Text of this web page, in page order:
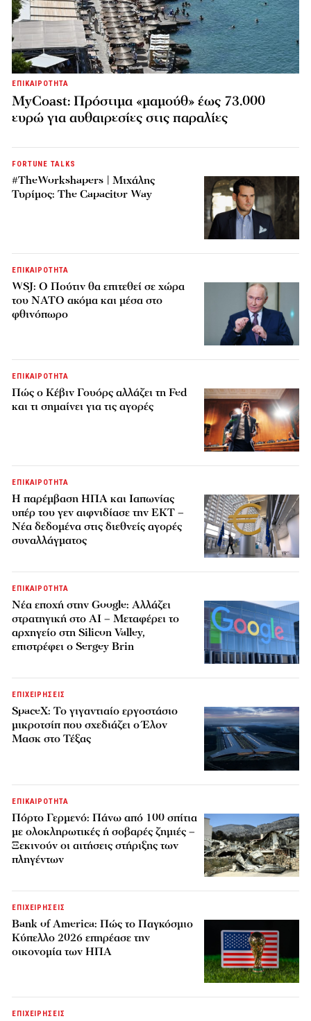
ΕΠΙΚΑΙΡΟΤΗΤΑ
MyCoast: Πρόστιμα «μαμούθ» έως 73.000
ευρώ για αυθαιρεσίες στις παραλίες
FORTUNE TALKS
#TheWorkshapers | Μιχάλης
Τυρίμος: The Capacitor Way
ΕΠΙΚΑΙΡΟΤΗΤΑ
WSJ: Ο Πούτιν θα επιτεθεί σε χώρα
του ΝΑΤΟ ακόμα και μέσα στο
φθινόπωρο
ΕΠΙΚΑΙΡΟΤΗΤΑ
Πώς ο Κέβιν Γουόρς αλλάζει τη Fed
και τι σημαίνει για τις αγορές
ΕΠΙΚΑΙΡΟΤΗΤΑ
Η παρέμβαση ΗΠΑ και Ιαπωνίας
υπέρ του γεν αιφνιδίασε την ΕΚΤ –
Νέα δεδομένα στις διεθνείς αγορές
συναλλάγματος
ΕΠΙΚΑΙΡΟΤΗΤΑ
Νέα εποχή στην Google: Αλλάζει
στρατηγική στο AI – Μεταφέρει το
αρχηγείο στη Silicon Valley,
επιστρέφει ο Sergey Brin
ΕΠΙΧΕΙΡΗΣΕΙΣ
SpaceX: Το γιγαντιαίο εργοστάσιο
μικροτσίπ που σχεδιάζει ο Έλον
Μασκ στο Τέξας
ΕΠΙΚΑΙΡΟΤΗΤΑ
Πόρτο Γερμενό: Πάνω από 100 σπίτια
με ολοκληρωτικές ή σοβαρές ζημιές –
Ξεκινούν οι αιτήσεις στήριξης των
πληγέντων
ΕΠΙΧΕΙΡΗΣΕΙΣ
Bank of America: Πώς το Παγκόσμιο
Κύπελλο 2026 επηρέασε την
οικονομία των ΗΠΑ
ΕΠΙΧΕΙΡΗΣΕΙΣ